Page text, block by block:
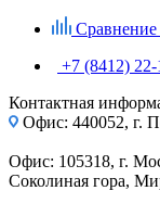
Сравнение
+7 (8412) 22-
Контактная
Офис: 440052, г.
Офис: 105318, г.
Соколиная гора,